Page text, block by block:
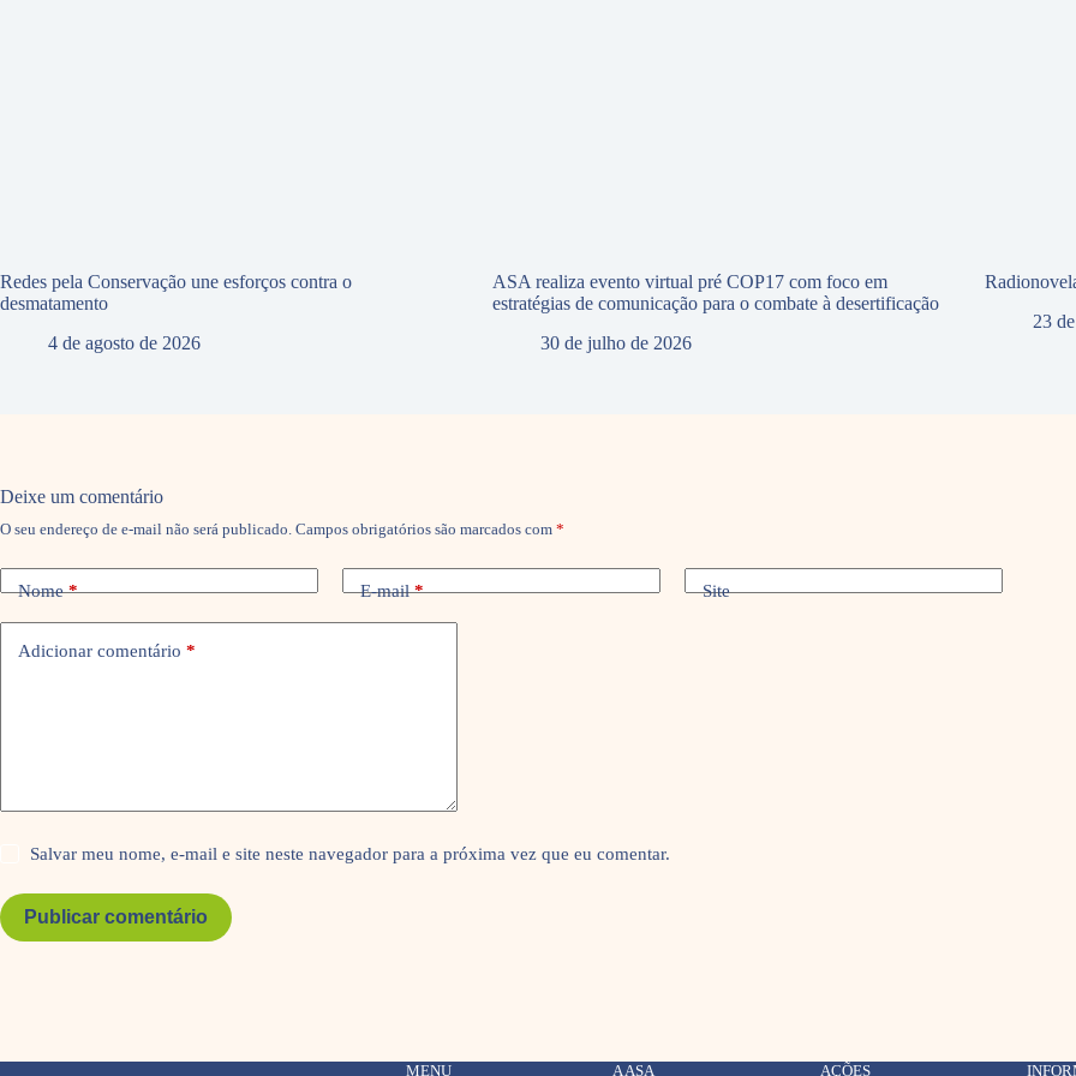
Redes pela Conservação une esforços contra o
desmatamento
4 de agosto de 2026
ASA realiza evento virtual pré COP17 com foco em
estratégias de comunicação para o combate à desertificação
30 de julho de 2026
23
Deixe um comentário
O seu endereço de e-mail não será publicado. Campos obrigatórios são marcados com *
Nome* E-mail* Site
Adicionar comentário *
Salvar meu nome, e-mail e site neste navegador para a próxima vez que eu comentar.
Publicar comentário
MENU A ASA AÇÕES